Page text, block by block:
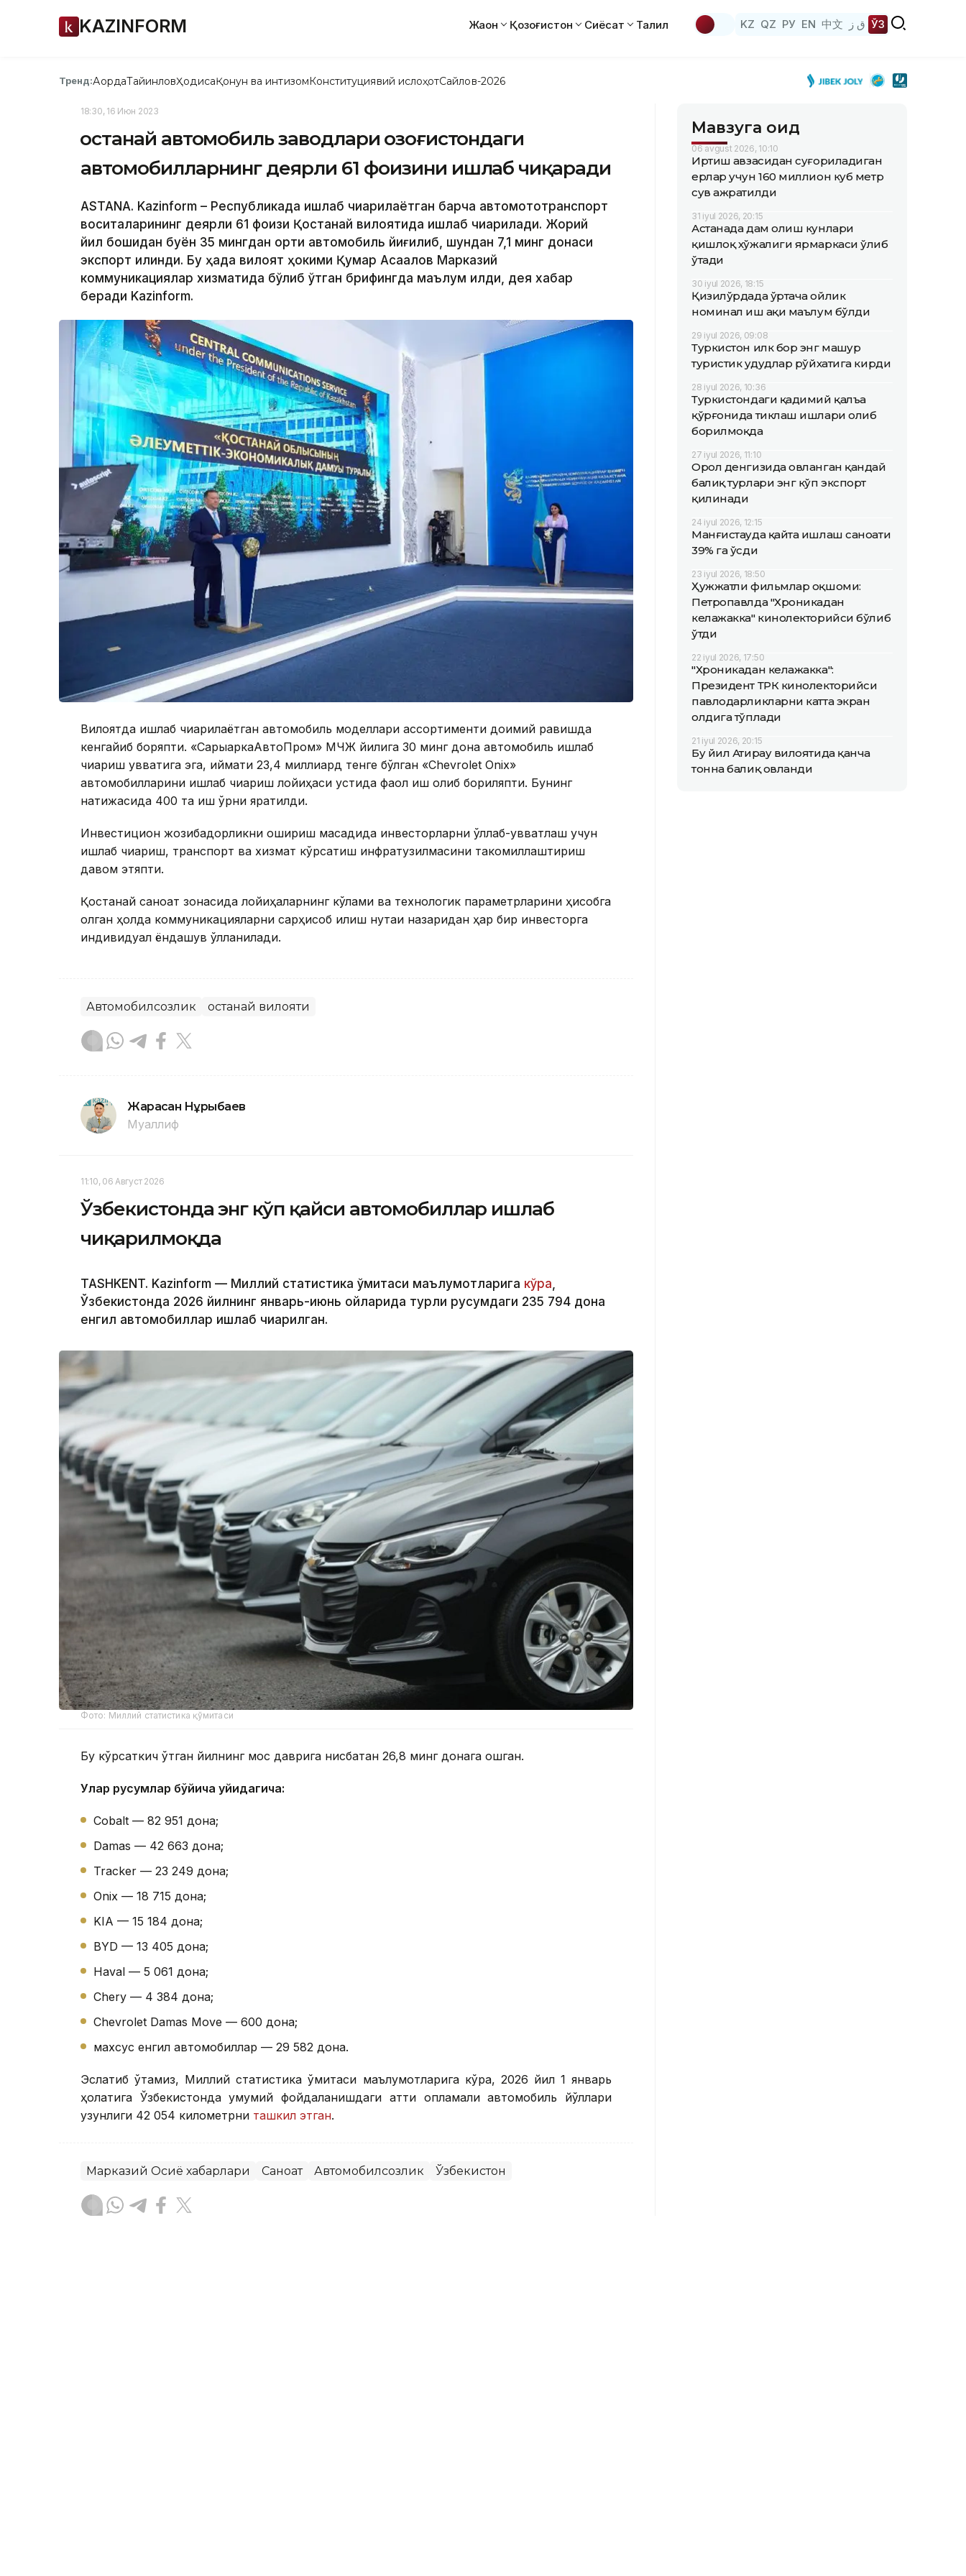
KAZINFORM Жаҳон Қозоғистон Сиёсат Таҳлил KZ QZ РУ EN 中文 ق ز ЎЗ
Тренд:АқордаТайинловҲодисаҚонун ва интизомКонституциявий ислоҳотСайлов-2026
18:30, 16 Июн 2023
Қостанай автомобиль заводлари Қозоғистондаги
автомобилларнинг деярли 61 фоизини ишлаб чиқаради
ASTANA. Kazinform – Республикада ишлаб чиқарилаётган барча автомототранспорт
воситаларининг деярли 61 фоизи Қостанай вилоятида ишлаб чиқарилади. Жорий
йил бошидан буён 35 мингдан ортиқ автомобиль йиғилиб, шундан 7,1 минг донаси
экспорт қилинди. Бу ҳақда вилоят ҳокими Қумар Ақсақалов Марказий
коммуникациялар хизматида бўлиб ўтган брифингда маълум қилди, дея хабар
беради Kazinform.
Вилоятда ишлаб чиқарилаётган автомобиль моделлари ассортименти доимий равишда
кенгайиб боряпти. «СарыаркаАвтоПром» МЧЖ йилига 30 минг дона автомобиль ишлаб
чиқариш қувватига эга, қиймати 23,4 миллиард тенге бўлган «Chevrolet Onix»
автомобилларини ишлаб чиқариш лойиҳаси устида фаол иш олиб бориляпти. Бунинг
натижасида 400 та иш ўрни яратилди.
Инвестицион жозибадорликни ошириш мақсадида инвесторларни қўллаб-қувватлаш учун
ишлаб чиқариш, транспорт ва хизмат кўрсатиш инфратузилмасини такомиллаштириш
давом этяпти.
Қостанай саноат зонасида лойиҳаларнинг кўлами ва технологик параметрларини ҳисобга
олган ҳолда коммуникацияларни сарҳисоб қилиш нуқтаи назаридан ҳар бир инвесторга
индивидуал ёндашув қўлланилади.
Автомобилсозлик Қостанай вилояти
Жарасқан Нұрыбаев
Муаллиф
11:10, 06 Август 2026
Ўзбекистонда энг кўп қайси автомобиллар ишлаб
чиқарилмоқда
TASHKENT. Kazinform — Миллий статистика қўмитаси маълумотларига кўра,
Ўзбекистонда 2026 йилнинг январь-июнь ойларида турли русумдаги 235 794 дона
енгил автомобиллар ишлаб чиқарилган.
Фото: Миллий статистика қўмитаси
Бу кўрсаткич ўтган йилнинг мос даврига нисбатан 26,8 минг донага ошган.
Улар русумлар бўйича қуйидагича:
Cobalt — 82 951 дона;
Damas — 42 663 дона;
Tracker — 23 249 дона;
Onix — 18 715 дона;
KIA — 15 184 дона;
BYD — 13 405 дона;
Haval — 5 061 дона;
Chery — 4 384 дона;
Chevrolet Damas Move — 600 дона;
махсус енгил автомобиллар — 29 582 дона.
Эслатиб ўтамиз, Миллий статистика қўмитаси маълумотларига кўра, 2026 йил 1 январь
ҳолатига Ўзбекистонда умумий фойдаланишдаги қаттиқ қопламали автомобиль йўллари
узунлиги 42 054 километрни ташкил этган.
Марказий Осиё хабарлари Саноат Автомобилсозлик Ўзбекистон
Мавзуга оид
06 avgust 2026, 10:10
Иртиш ҳавзасидан суғориладиган
ерлар учун 160 миллион куб метр
сув ажратилди
31 iyul 2026, 20:15
Астанада дам олиш кунлари
қишлоқ хўжалиги ярмаркаси ўлиб
ўтади
30 iyul 2026, 18:15
Қизилўрдада ўртача ойлик
номинал иш ҳақи маълум бўлди
29 iyul 2026, 09:08
Туркистон илк бор энг машҳур
туристик ҳудудлар рўйхатига кирди
28 iyul 2026, 10:36
Туркистондаги қадимий қалъа
қўрғонида тиклаш ишлари олиб
борилмоқда
27 iyul 2026, 11:10
Орол денгизида овланган қандай
балиқ турлари энг кўп экспорт
қилинади
24 iyul 2026, 12:15
Манғистауда қайта ишлаш саноати
39% га ўсди
23 iyul 2026, 18:50
Ҳужжатли фильмлар оқшоми:
Петропавлда "Хроникадан
келажакка" кинолекторийси бўлиб
ўтди
22 iyul 2026, 17:50
"Хроникадан келажакка":
Президент ТРК кинолекторийси
павлодарликларни катта экран
олдига тўплади
21 iyul 2026, 20:15
Бу йил Атирау вилоятида қанча
тонна балиқ овланди